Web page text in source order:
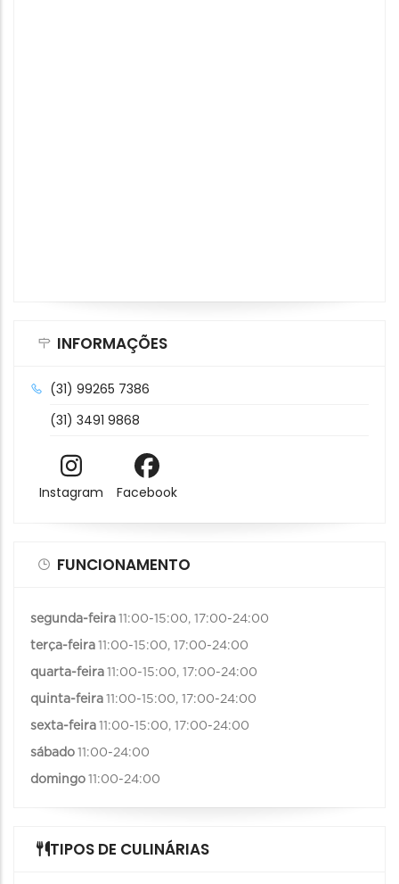
INFORMAÇÕES
(31) 99265 7386
(31) 3491 9868
Instagram Facebook
FUNCIONAMENTO
segunda-feira 11:00-15:00, 17:00-24:00
terça-feira 11:00-15:00, 17:00-24:00
quarta-feira 11:00-15:00, 17:00-24:00
quinta-feira 11:00-15:00, 17:00-24:00
sexta-feira 11:00-15:00, 17:00-24:00
sábado 11:00-24:00
domingo 11:00-24:00
TIPOS DE CULINÁRIAS